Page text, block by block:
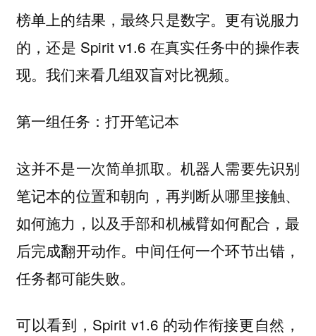
榜单上的结果，最终只是数字。更有说服力
的，还是 Spirit v1.6 在真实任务中的操作表
现。我们来看几组双盲对比视频。
第一组任务：打开笔记本
这并不是一次简单抓取。机器人需要先识别
笔记本的位置和朝向，再判断从哪里接触、
如何施力，以及手部和机械臂如何配合，最
后完成翻开动作。中间任何一个环节出错，
任务都可能失败。
可以看到，Spirit v1.6 的动作衔接更自然，